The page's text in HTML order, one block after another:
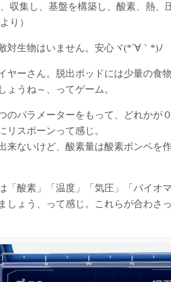
収集し、基盤を構築し、酸素、熱、
り）
対生物はいません。安心ヾ(*´∀｀*)ﾉ
ーさん。脱出ポッドには少量の食
ょうね～、ってゲーム。
のパラメーターをもって、どれかが
リスポーンって感じ。
来ないけど、酸素量は酸素ボンベを
「酸素」「温度」「気圧」「バイオ
しょう、って感じ。これらが合わさ